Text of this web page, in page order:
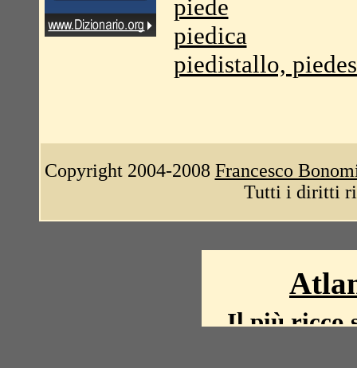
piede
piedica
piedistallo,
Copyright 2004-2008 Francesco
Tutti i diritti
Il più ricco